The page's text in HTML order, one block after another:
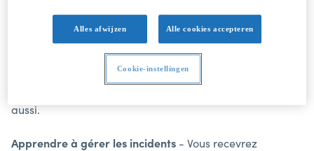
les différents types de marchandises et sur la manière
dont elles doivent être chargées et déchargées à bord.
Le transport de marchandises implique également de
nombreux documents et contrôles à effectuer selon des
aussi.
Apprendre à gérer les incidents - Vous recevrez
Alles afwijzen Alle cookies accepteren
Cookie-instellingen